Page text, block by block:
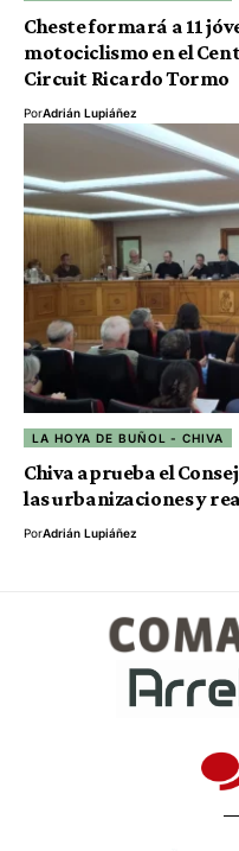
Cheste formará a 11
motociclismo en el
Circuit Ricardo Tormo
PorAdrián Lupiáñez
LA HOYA DE BUÑOL - CHIVA
Chiva aprueba el
las urbanizaciones y
PorAdrián Lupiáñez